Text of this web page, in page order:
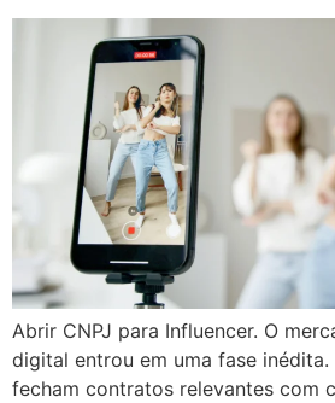
Abrir CNPJ para Influencer. O
digital entrou em uma fase inédita.
fecham contratos relevantes com